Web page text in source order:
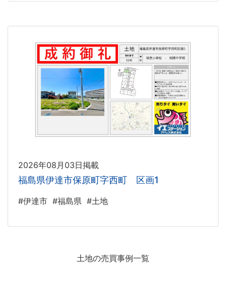
2026年08月03日掲載
福島県伊達市保原町字西町 区画1
#伊達市 #福島県 #土地
土地の売買事例一覧